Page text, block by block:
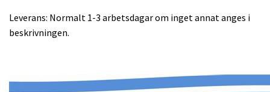
Leverans: Normalt 1-3 arbetsdagar om inget annat anges i
beskrivningen.